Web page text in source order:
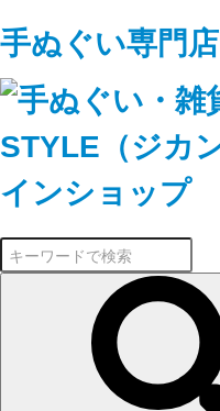
手ぬぐい専門店